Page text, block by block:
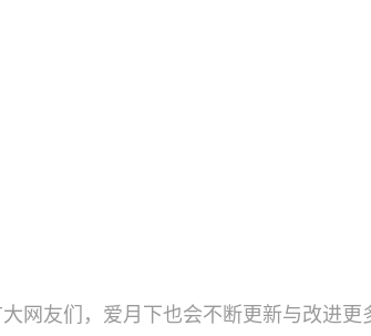
网友们，爱月下也会不断更新与改进更